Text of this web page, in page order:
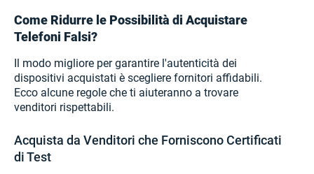
Come Ridurre le Possibilità di Acquistare
Telefoni Falsi?
Il modo migliore per garantire l'autenticità dei
dispositivi acquistati è scegliere fornitori affidabili.
Ecco alcune regole che ti aiuteranno a trovare
venditori rispettabili.
Acquista da Venditori che Forniscono Certificati
di Test